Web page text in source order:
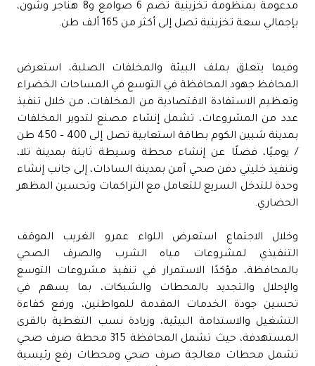
مدعومة بمنظومة تخزينية تضم 6 صوامع و8 هناجر وشون،
بإجمالي سعة تخزينية تصل إلى أكثر من 165 ألف طن.
وفيما يتعلق بملف البيئة والمخلفات الصلبة، استعرض
المحافظ جهود المحافظة في التوسع في المساحات الخضراء
وتعظيم الاستفادة الاقتصادية من المخلفات، من خلال تنفيذ
عدد من المشروعات، تشمل إنشاء مصنع لتدوير المخلفات
بمدينة شبين الكوم بطاقة استعابية تصل إلى 400 – 450 طن
/ يوميًا، فضلًا عن إنشاء محطة وسيطة ثابتة بمدينة تلا،
وتنفيذ خليتي دفن صحي آمن بمدينة السادات، إلى جانب إنشاء
وحدة للتدخل السريع للتعامل مع التراكمات وتحسين المظهر
الحضاري.
وخلال الاجتماع استعرض اللواء عمرو الغريب الموقف
التنفيذي لمشروعات مياه الشرب والصرف الصحي
بالمحافظة، مؤكدًا الاستمرار في تنفيذ مشروعات التوسع
والإحلال والتجديد بالمحطات والشبكات، بما يسهم في
تحسين جودة الخدمات المقدمة للمواطنين، ورفع كفاءة
التشغيل والاستدامة البيئية، وزيادة نسب التغطية بالقرى
المستهدفة، حيث تشمل المحافظة 315 محطة صرف صحي
تشمل محطات معالجة صرف صحي ومحطات رفع رئيسية